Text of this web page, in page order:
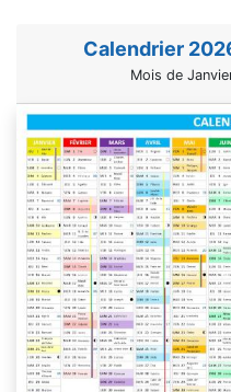
Calendrier
Mois de